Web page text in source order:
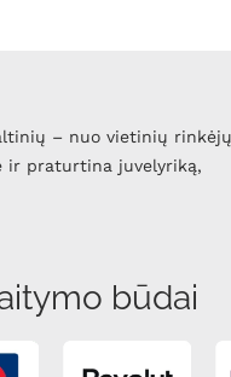
– nuo vietinių rinkėjų
ir praturtina juvelyriką,
būdai